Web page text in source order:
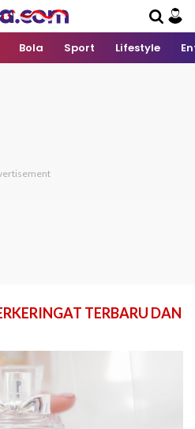
Bola Sport Lifestyle
TERBARU DAN